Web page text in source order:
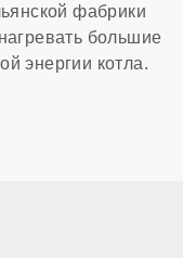
фабрики
большие
энергии котла.